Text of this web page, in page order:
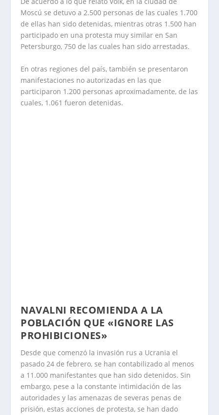
Moscú se detuvo a 2.500 personas de las cuales 1.700
de ellas han sido detenidas, mientras otras 1.500 han
participado en una protesta muy similar en San
Petersburgo, 750 de las cuales han sido arrestadas.
En otras regiones del país, también se presentaron
manifestaciones no autorizadas en las que
participaron 1.200 personas aproximadamente, de las
cuales, 1.061 fueron detenidas.
NAVALNI RECOMIENDA A LA
POBLACIÓN QUE «IGNORE LAS
PROHIBICIONES»
Desde que comenzó la invasión rus a Ucrania el
pasado 24 de febrero, se han contabilizado al menos
a 11.000 manifestantes que han sido detenidos. Sin
embargo, pese a la constante intimidación de las
autoridades y las amenazas de severas penas de
prisión, estas acciones de protesta, se han dado